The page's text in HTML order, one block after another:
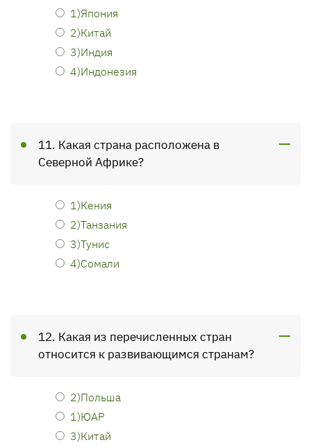
1)Япония
2)Китай
3)Индия
4)Индонезия
11. Какая страна расположена в
Северной Африке?
1)Кения
2)Танзания
3)Тунис
4)Сомали
12. Какая из перечисленных стран
относится к развивающимся странам?
2)Польша
1)ЮАР
3)Китай